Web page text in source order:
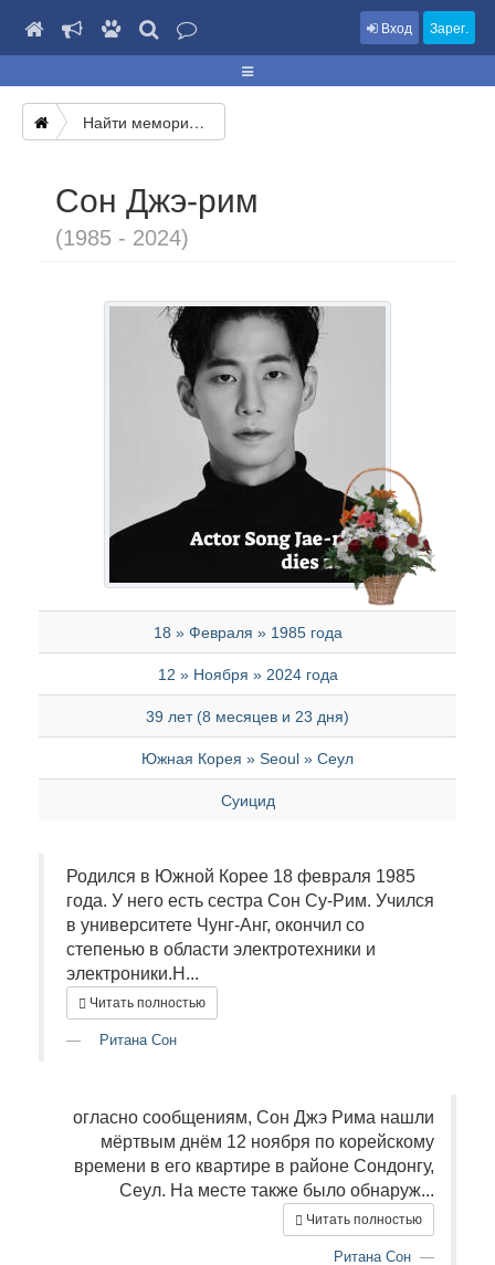
Вход Зарег.
Найти мемориал
Сон Джэ-рим
(1985 - 2024)
18 » Февраля » 1985 года
12 » Ноября » 2024 года
39 лет (8 месяцев и 23 дня)
Южная Корея » Seoul » Сеул
Суицид
Родился в Южной Корее 18 февраля 1985
года. У него есть сестра Сон Су-Рим. Учился
в университете Чунг-Анг, окончил со
степенью в области электротехники и
электроники.Н...
Читать полностью
Ритана Сон
огласно сообщениям, Сон Джэ Рима нашли
мёртвым днём 12 ноября по корейскому
времени в его квартире в районе Сондонгу,
Сеул. На месте также было обнаруж...
Читать полностью
Ритана Сон